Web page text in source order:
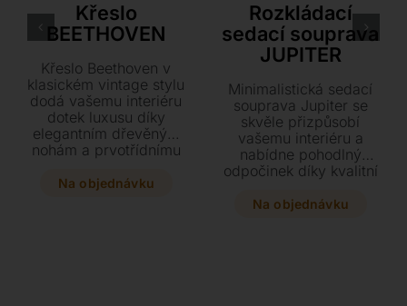
Křeslo
BEETHOVEN
Křeslo Beethoven v
klasickém vintage stylu
dodá vašemu interiéru
dotek luxusu díky
elegantním dřevěným
nohám a prvotřídnímu
textilu. Dopřejte si
Na objednávku
Rozkládací
sedací souprava
JUPITER
Minimalistická sedací
souprava Jupiter se
skvěle přizpůsobí
vašemu interiéru a
nabídne pohodlný
odpočinek díky kvalitní
možnosti rozkladu na
Na objednávku